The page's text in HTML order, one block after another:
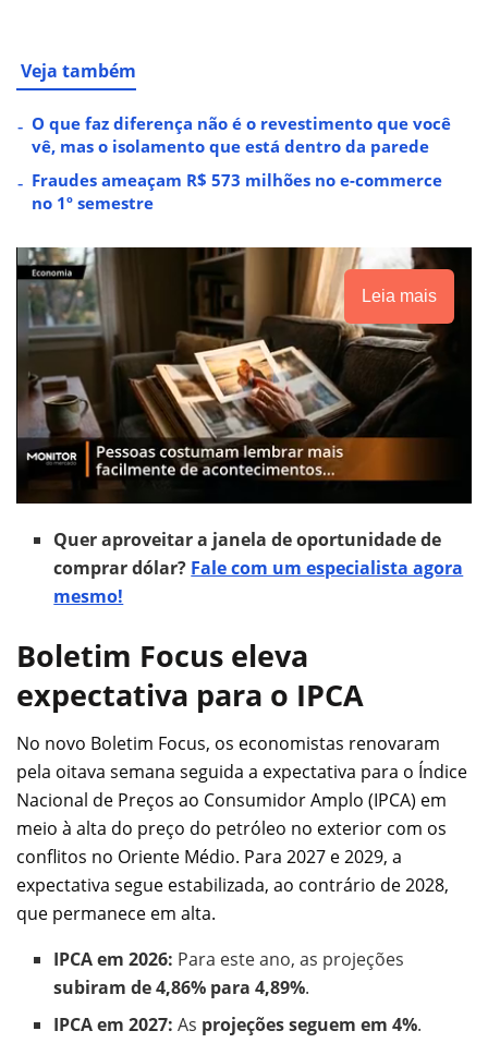
Veja também
O que faz diferença não é o revestimento que você
vê, mas o isolamento que está dentro da parede
Fraudes ameaçam R$ 573 milhões no e-commerce
no 1º semestre
Leia mais
Quer aproveitar a janela de oportunidade de
comprar dólar? Fale com um especialista agora
mesmo!
Boletim Focus eleva
expectativa para o IPCA
No novo Boletim Focus, os economistas renovaram
pela oitava semana seguida a expectativa para o Índice
Nacional de Preços ao Consumidor Amplo (IPCA) em
meio à alta do preço do petróleo no exterior com os
conflitos no Oriente Médio. Para 2027 e 2029, a
expectativa segue estabilizada, ao contrário de 2028,
que permanece em alta.
IPCA em 2026: Para este ano, as projeções
subiram de 4,86% para 4,89%.
IPCA em 2027: As projeções seguem em 4%.